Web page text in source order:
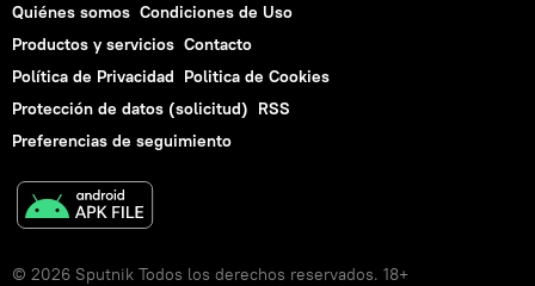
Quiénes somos Condiciones de Uso
Productos y servicios Contacto
Política de Privacidad Politica de Cookies
Protección de datos (solicitud) RSS
Preferencias de seguimiento
© 2026 Sputnik Todos los derechos reservados. 18+